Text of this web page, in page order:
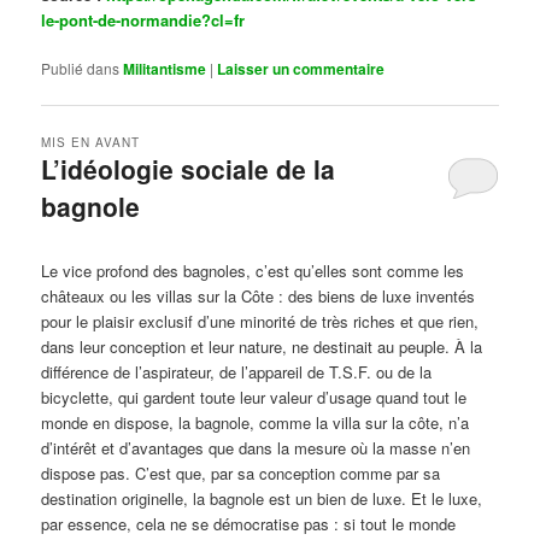
le-pont-de-normandie?cl=fr
Publié dansMilitantisme | Laisser un commentaire
L’idéologie sociale de la
bagnole
MIS EN AVANT
Le vice profond des bagnoles, c’est qu’elles sont comme les
châteaux ou les villas sur la Côte : des biens de luxe inventés
pour le plaisir exclusif d’une minorité de très riches et que rien,
dans leur conception et leur nature, ne destinait au peuple. À la
différence de l’aspirateur, de l’appareil de T.S.F. ou de la
bicyclette, qui gardent toute leur valeur d’usage quand tout le
monde en dispose, la bagnole, comme la villa sur la côte, n’a
d’intérêt et d’avantages que dans la mesure où la masse n’en
dispose pas. C’est que, par sa conception comme par sa
destination originelle, la bagnole est un bien de luxe. Et le luxe,
par essence, cela ne se démocratise pas : si tout le monde